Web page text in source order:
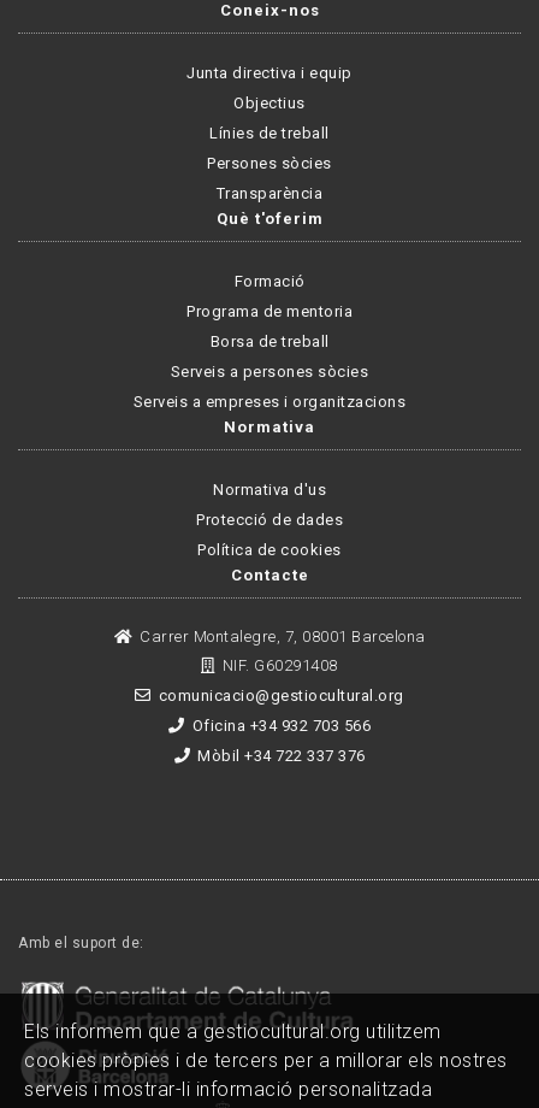
Coneix-nos
Junta directiva i equip
Objectius
Línies de treball
Persones sòcies
Transparència
Què t'oferim
Formació
Programa de mentoria
Borsa de treball
Serveis a persones sòcies
Serveis a empreses i organitzacions
Normativa
Normativa d'us
Protecció de dades
Política de cookies
Contacte
Carrer Montalegre, 7, 08001 Barcelona
NIF. G60291408
comunicacio@gestiocultural.org
Oficina +34 932 703 566
Mòbil +34 722 337 376
Amb el suport de:
Els informem que a gestiocultural.org utilitzem
cookies pròpies i de tercers per a millorar els nostres
serveis i mostrar-li informació personalitzada